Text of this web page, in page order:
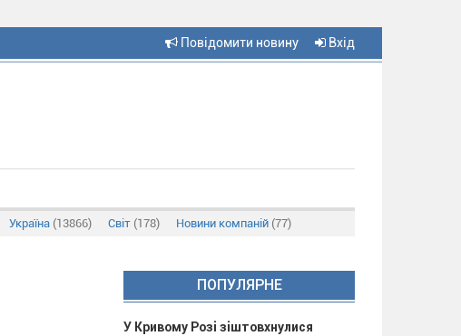
Повідомити новину Вхід
Україна (13866) Світ (178) Новини компаній (77)
ПОПУЛЯРНЕ
У Кривому Розі зіштовхнулися